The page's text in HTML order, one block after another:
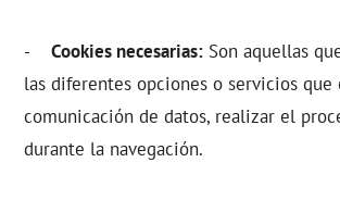
- Cookies necesarias: Son aquellas
las diferentes opciones o servicios
comunicación de datos, realizar el
durante la navegación.